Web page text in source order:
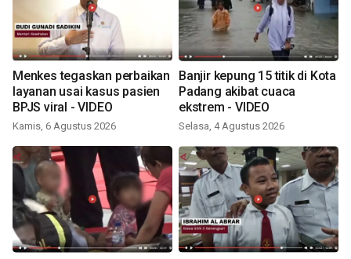
Menkes tegaskan perbaikan
layanan usai kasus pasien
BPJS viral - VIDEO
Kamis, 6 Agustus 2026
Banjir kepung 15 titik di Kota
Padang akibat cuaca
ekstrem - VIDEO
Selasa, 4 Agustus 2026